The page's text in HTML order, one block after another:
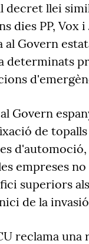
decret llei
dies PP, Vox i
al Govern
determinats
Govern
de
empreses
superiors
de la
reclama una